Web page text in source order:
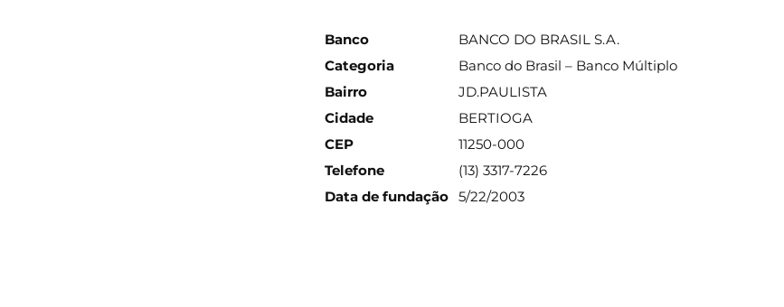
Banco
BANCO DO BRASIL S.A.
Categoria
Banco do Brasil – Banco Múltiplo
Bairro
JD.PAULISTA
Cidade
BERTIOGA
CEP
11250-000
Telefone
(13) 3317-7226
Data de fundação 5/22/2003